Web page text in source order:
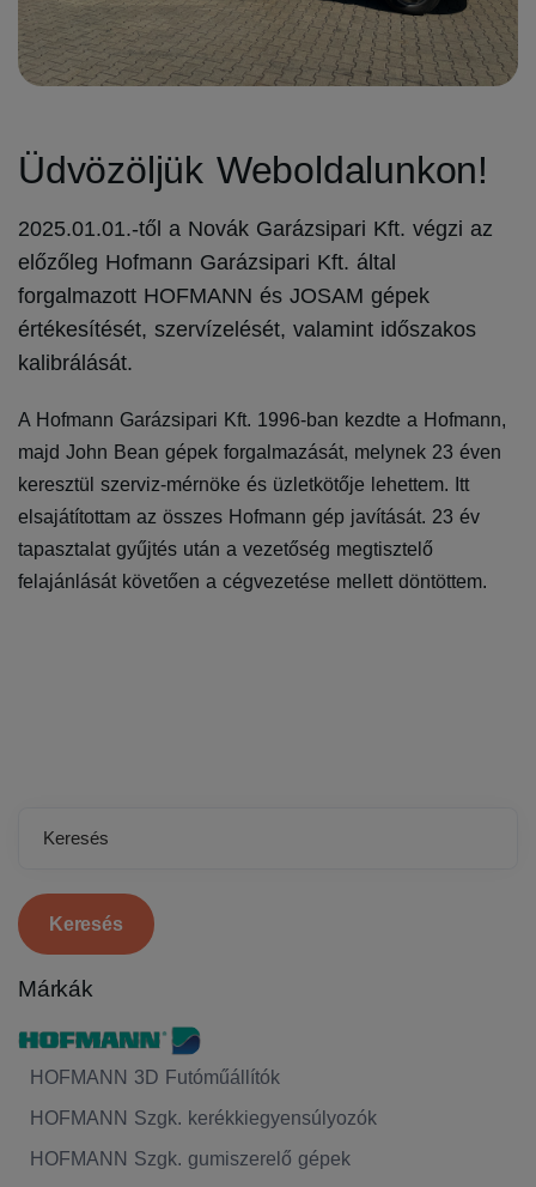
Üdvözöljük Weboldalunkon!
2025.01.01.-től a Novák Garázsipari Kft. végzi az
előzőleg Hofmann Garázsipari Kft. által
forgalmazott HOFMANN és JOSAM gépek
értékesítését, szervízelését, valamint időszakos
kalibrálását.
A Hofmann Garázsipari Kft. 1996-ban kezdte a Hofmann,
majd John Bean gépek forgalmazását, melynek 23 éven
keresztül szerviz-mérnöke és üzletkötője lehettem. Itt
elsajátítottam az összes Hofmann gép javítását. 23 év
tapasztalat gyűjtés után a vezetőség megtisztelő
felajánlását követően a cégvezetése mellett döntöttem.
Keresés
Márkák
HOFMANN 3D Futóműállítók
HOFMANN Szgk. kerékkiegyensúlyozók
HOFMANN Szgk. gumiszerelő gépek